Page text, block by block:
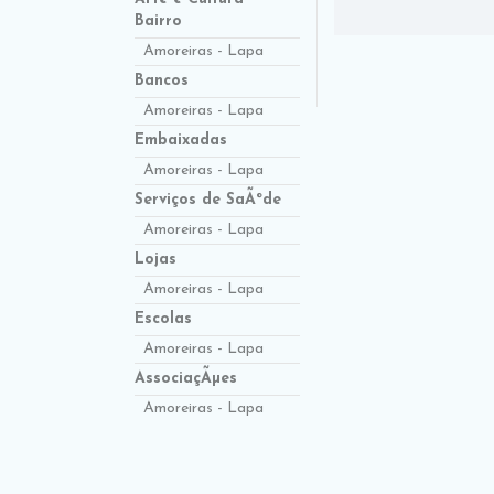
Bairro
Amoreiras - Lapa
Bancos
Amoreiras - Lapa
Embaixadas
Amoreiras - Lapa
Serviços de SaÃºde
Amoreiras - Lapa
Lojas
Amoreiras - Lapa
Escolas
Amoreiras - Lapa
AssociaçÃµes
Amoreiras - Lapa